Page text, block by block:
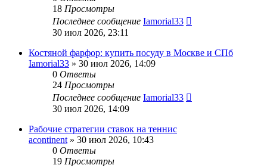
18 Просмотры
Последнее сообщение Iamorial33
30 июл 2026, 23:11
Костяной фарфор: купить посуду в Москве и СПб
Iamorial33 » 30 июл 2026, 14:09
0 Ответы
24 Просмотры
Последнее сообщение Iamorial33
30 июл 2026, 14:09
Рабочие стратегии ставок на теннис
acontinent » 30 июл 2026, 10:43
0 Ответы
19 Просмотры